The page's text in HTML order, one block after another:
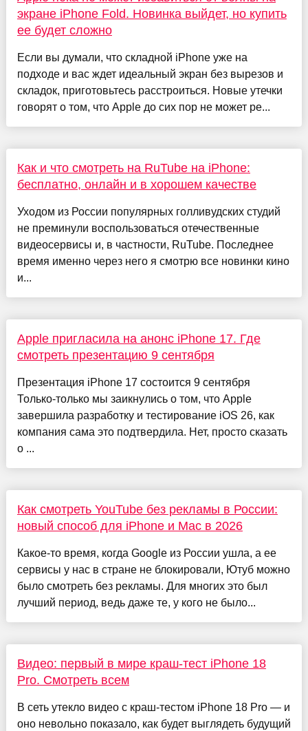
экране iPhone Fold. Новинка выйдет, но купить
ее будет сложно
Если вы думали, что складной iPhone уже на
подходе и вас ждет идеальный экран без вырезов и
складок, приготовьтесь расстроиться. Новые утечки
говорят о том, что Apple до сих пор не может ре...
Как и что смотреть на RuTube на iPhone:
бесплатно, онлайн и в хорошем качестве
Уходом из России популярных голливудских студий
не преминули воспользоваться отечественные
видеосервисы и, в частности, RuTube. Последнее
время именно через него я смотрю все новинки кино
и...
Apple пригласила на анонс iPhone 17. Где
смотреть презентацию 9 сентября
Презентация iPhone 17 состоится 9 сентября
Только-только мы заикнулись о том, что Apple
завершила разработку и тестирование iOS 26, как
компания сама это подтвердила. Нет, просто сказать
о ...
Как смотреть YouTube без рекламы в России:
новый способ для iPhone и Mac в 2026
Какое-то время, когда Google из России ушла, а ее
сервисы у нас в стране не блокировали, Ютуб можно
было смотреть без рекламы. Для многих это был
лучший период, ведь даже те, у кого не было...
Видео: первый в мире краш-тест iPhone 18
Pro. Смотреть всем
В сеть утекло видео с краш-тестом iPhone 18 Pro — и
оно невольно показало, как будет выглядеть будущий